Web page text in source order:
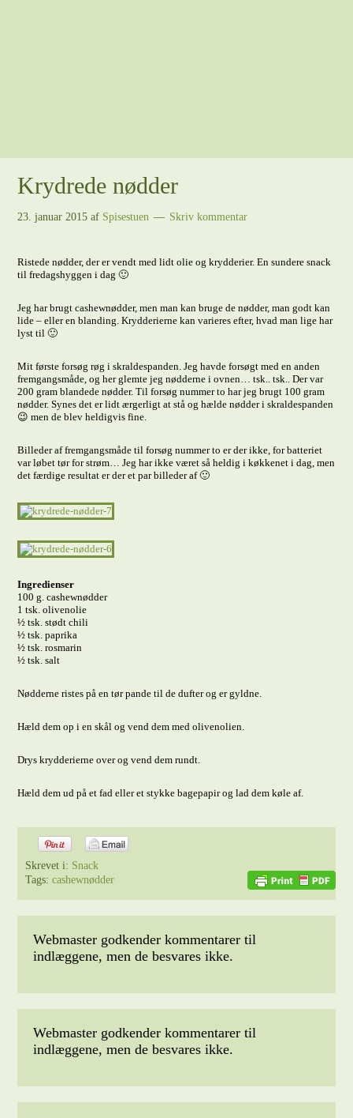
Krydrede nødder
23. januar 2015 af Spisestuen Skriv kommentar
Ristede nødder, der er vendt med lidt olie og krydderier. En sundere snack
til fredagshyggen i dag 🙂
Jeg har brugt cashewnødder, men man kan bruge de nødder, man godt kan
lide – eller en blanding. Krydderierne kan varieres efter, hvad man lige har
lyst til 🙂
Mit første forsøg røg i skraldespanden. Jeg havde forsøgt med en anden
fremgangsmåde, og her glemte jeg nødderne i ovnen… tsk.. tsk.. Der var
200 gram blandede nødder. Til forsøg nummer to har jeg brugt 100 gram
nødder. Synes det er lidt ærgerligt at stå og hælde nødder i skraldespanden
😉 men de blev heldigvis fine.
Billeder af fremgangsmåde til forsøg nummer to er der ikke, for batteriet
var løbet tør for strøm… Jeg har ikke været så heldig i køkkenet i dag, men
det færdige resultat er der et par billeder af 🙂
Ingredienser
100 g. cashewnødder
1 tsk. olivenolie
½ tsk. stødt chili
½ tsk. paprika
½ tsk. rosmarin
½ tsk. salt
Nødderne ristes på en tør pande til de dufter og er gyldne.
Hæld dem op i en skål og vend dem med olivenolien.
Drys krydderierne over og vend dem rundt.
Hæld dem ud på et fad eller et stykke bagepapir og lad dem køle af.
Skrevet i: Snack
Tags:cashewnødder
Webmaster godkender kommentarer til
indlæggene, men de besvares ikke.
Webmaster godkender kommentarer til
indlæggene, men de besvares ikke.